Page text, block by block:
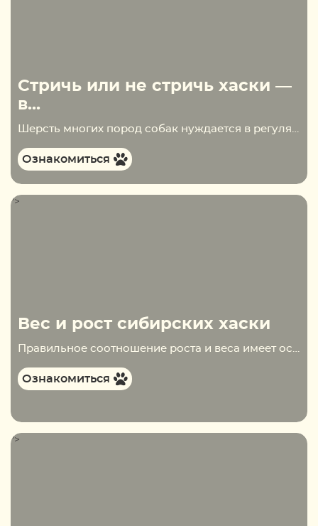
Стричь или не стричь хаски —
в...
Шерсть многих пород собак нуждается в регулярном уходе. Чаще всего владельцу приходится не только регулярно вычёсывать, но и стричь питомца. Кого-то для этого отвозят в груминг-салон, кто-то обходится домашней стрижкой. О том, как нужно ухаживать за шерстью собаки, потенциальные владельцы…
Ознакомиться
">
Вес и рост сибирских хаски
Правильное соотношение роста и веса имеет особое значение для собак породы сибирские хаски. Если четвероногий друг человека будет страдать от избыточной массы тела, то он не сможет выполнять свои основные рабочие обязанности. Это же касается и собак, чей вес не…
Ознакомиться
">